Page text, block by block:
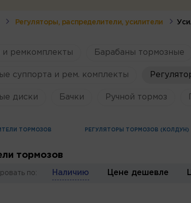
Регуляторы, распределители, усилители
и ремкомплекты Барабаны тормозные
суппорта и рем. комплекты
диски Бачки Ручной тормоз
ТОРМОЗОВ РЕГУЛЯТОРЫ ТОРМОЗОВ (КОЛДУН)
тормозов
по: Наличию Цене дешевле